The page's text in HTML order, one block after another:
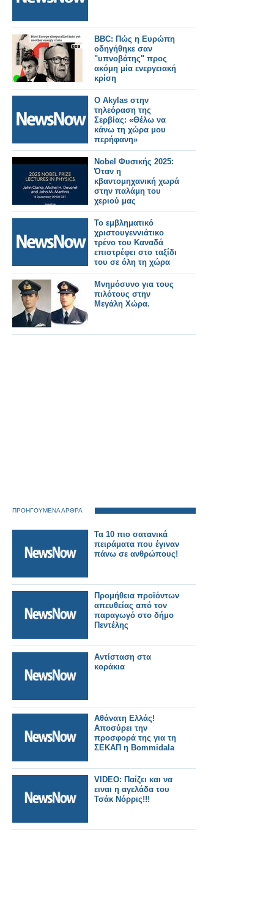
BBC: Πώς η Ευρώπη
οδηγήθηκε σαν
"υπνοβάτης" προς
ακόμη μία ενεργειακή
κρίση
Ο Akylas στην
τηλεόραση της
Σερβίας: «Θέλω να
κάνω τη χώρα μου
περήφανη»
Nobel Φυσικής 2025:
Όταν η
κβαντομηχανική χωρά
στην παλάμη του
χεριού μας
Το εμβληματικό
χριστουγεννιάτικο
τρένο του Καναδά
επιστρέφει στο ταξίδι
του σε όλη τη χώρα
Μνημόσυνο για τους
πιλότους στην
Μεγάλη Χώρα.
ΠΡΟΗΓΟΥΜΕΝΑ ΑΡΘΡΑ
Τα 10 πιο σατανικά
πειράματα που έγιναν
πάvω σε ανθρώπους!
Προμήθεια προϊόντων
απευθείας από τον
παραγωγό στο δήμο
Πεντέλης
Αντίσταση στα
κοράκια
Αθάνατη Ελλάς!
Αποσύρει την
προσφορά της για τη
ΣΕΚΑΠ η Bommidala
VIDEO: Παίζει και να
ειναι η αγελάδα του
Τσάκ Νόρρις!!!